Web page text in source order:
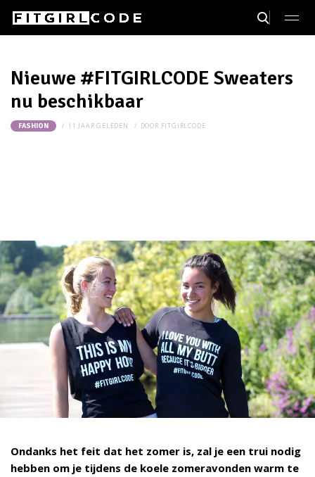
Nieuwe #FITGIRLCODE Sweaters
nu beschikbaar
FASHION 11 JAAR GELEDEN DOOR FITGIRLCODE
Ondanks het feit dat het zomer is, zal je een trui nodig
hebben om je tijdens de koele zomeravonden warm te